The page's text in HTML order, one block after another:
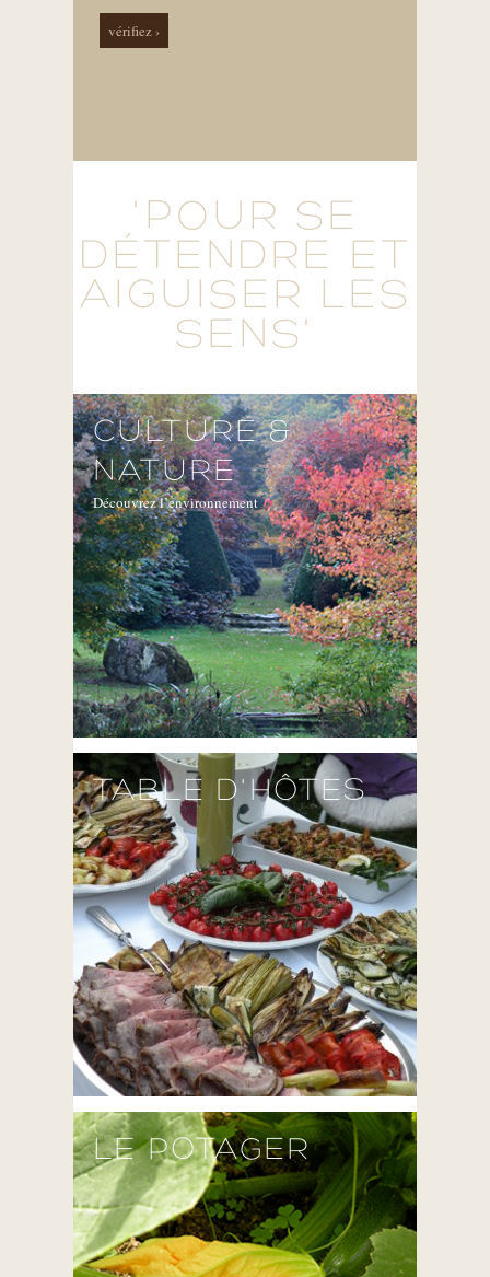
vérifiez ›
'POUR SE
DÉTENDRE ET
AIGUISER LES
SENS'
CULTURE &
NATURE
Découvrez l’environnement
TABLE D'HÔTES
LE POTAGER